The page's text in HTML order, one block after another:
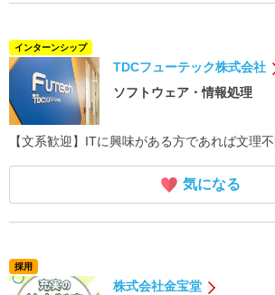
インターンシップ
TDCフューテック株式会社
ソフトウェア・情報処理
【文系歓迎】ITに興味がある方であれば文理不
気になる
採用
株式会社金宝堂